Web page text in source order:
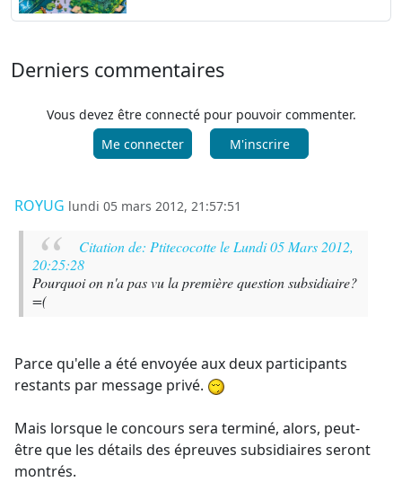
Derniers commentaires
Vous devez être connecté pour pouvoir commenter.
Me connecter
M'inscrire
ROYUG lundi 05 mars 2012, 21:57:51
Citation de: Ptitecocotte le Lundi 05 Mars 2012,
20:25:28
Pourquoi on n'a pas vu la première question subsidiaire?
=(
Parce qu'elle a été envoyée aux deux participants
restants par message privé.
Mais lorsque le concours sera terminé, alors, peut-
être que les détails des épreuves subsidiaires seront
montrés.